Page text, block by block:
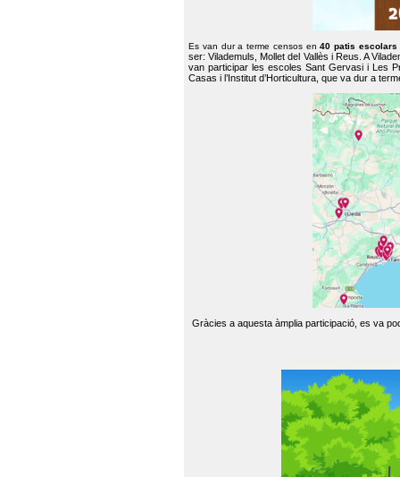
Es van dur a terme censos en40 patis escolars
ser: Vilademuls, Mollet del Vallès i Reus. A
van participar les escoles Sant Gervasi i Les
Casas i l’Institut d’Horticultura, que va dur a
Gràcies a aquesta àmplia participació, es va